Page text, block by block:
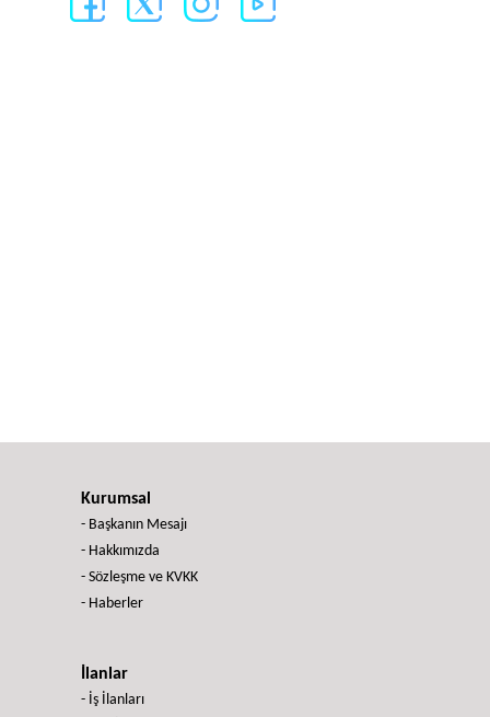
Kurumsal
- Başkanın Mesajı
- Hakkımızda
- Sözleşme ve KVKK
- Haberler
İlanlar
- İş İlanları